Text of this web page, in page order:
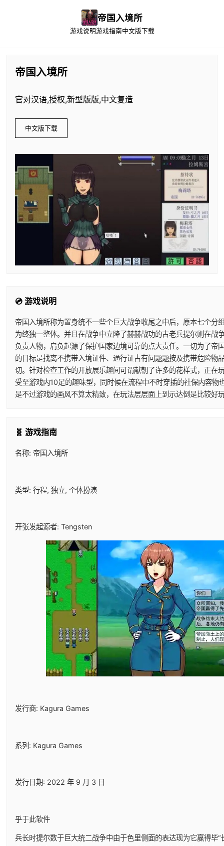
帝国入境所
游戏说明游戏指南中文版下载
帝国入境所
官对汉语,授权,新型版版,中文复造
中文版下载
💿 游戏说明
帝国入境所称为置身统不一些个巨大战争收尾之中后，原本七个分
为终独一整体。并且在战争中立降了赫赫战功的古老兵提尔则在战
负责人物，肩负起源了保护国家边境可靠的点大责任。一切为了帝
的目标是找离不携带入境证件、通行证占有问题题按及携带危险物
切。针对检查工作的开放展乐趣间可谓献朝了许多的花样式，正在
受至游戏内10足的趣味型，同时候在流程中不时穿插的社保内容物
是不过游戏的画风不算太精致，在玩法层层面上到示达倒是比较好
🧬 游戏指南
名称: 帝国入境所
类型: 行程, 独立, 个体扮演
开张发起源者: Tengsten
发行商: Kagura Games
系列: Kagura Games
发行日期: 2022 年 9 月 3 日
乎于此软件
兵长时提尔数于巨大统二战争中由于色里侧面的表达现为它赢得毕“